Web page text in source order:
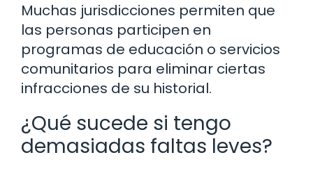
Muchas jurisdicciones permiten que
las personas participen en
programas de educación o servicios
comunitarios para eliminar ciertas
infracciones de su historial.
¿Qué sucede si tengo
demasiadas faltas leves?